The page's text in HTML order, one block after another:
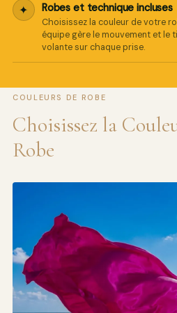
✦ Robes et technique incluses
Choisissez la couleur de votre
équipe gère le mouvement et le
volante sur chaque prise.
COULEURS DE ROBE
Choisissez la
Robe